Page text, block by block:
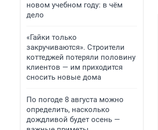
новом учебном году: в чём
дело
«Гайки только
закручиваются». Строители
коттеджей потеряли половину
клиентов — им приходится
сносить новые дома
По погоде 8 августа можно
определить, насколько
дождливой будет осень —